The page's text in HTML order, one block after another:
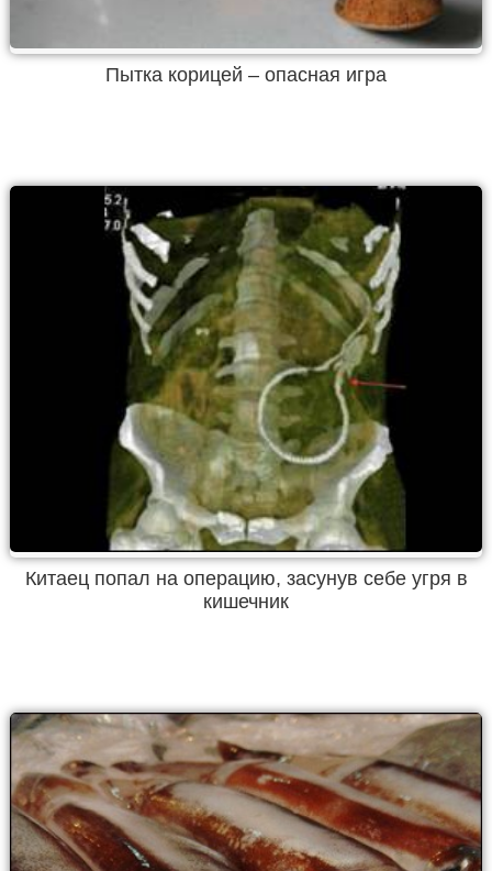
Пытка корицей – опасная игра
Китаец попал на операцию, засунув себе угря в
кишечник